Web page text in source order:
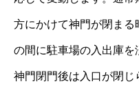
方にかけて神門が閉ま
の間に駐車場の入出庫
神門閉門後は入口が閉